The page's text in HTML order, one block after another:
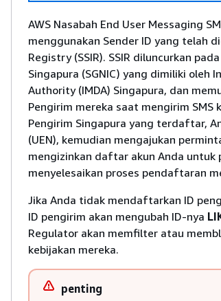
AWS Nasabah End User Messaging
menggunakan Sender ID yang telah
Registry (SSIR). SSIR diluncurkan
Singapura (SGNIC) yang dimiliki
Authority (IMDA) Singapura, dan
Pengirim mereka saat mengirim SMS
Pengirim Singapura yang terdaftar,
(UEN), kemudian mengajukan
mengizinkan daftar akun Anda untuk
menyelesaikan proses pendaftaran
Jika Anda tidak mendaftarkan ID
ID pengirim akan mengubah ID-nya
Regulator akan memfilter atau
kebijakan mereka.
penting